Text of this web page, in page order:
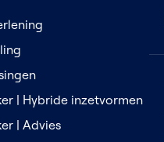
| Hybride inzetvormen
| Advies